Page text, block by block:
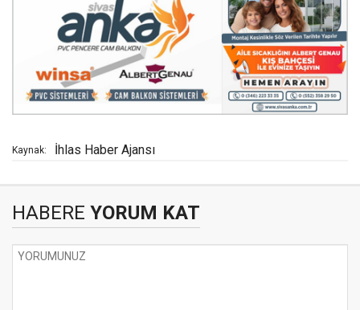
Kaynak: İhlas Haber Ajansı
HABERE YORUM KAT